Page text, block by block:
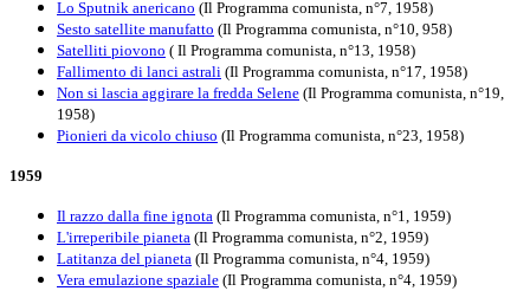
Lo Sputnik anericano (Il Programma comunista, n°7, 1958)
Sesto satellite manufatto (Il Programma comunista, n°10, 958)
Satelliti piovono ( Il Programma comunista, n°13, 1958)
Fallimento di lanci astrali (Il Programma comunista, n°17, 1958)
Non si lascia aggirare la fredda Selene (Il Programma comunista, n°19,
1958)
Pionieri da vicolo chiuso (Il Programma comunista, n°23, 1958)
1959
Il razzo dalla fine ignota (Il Programma comunista, n°1, 1959)
L'irreperibile pianeta (Il Programma comunista, n°2, 1959)
Latitanza del pianeta (Il Programma comunista, n°4, 1959)
Vera emulazione spaziale (Il Programma comunista, n°4, 1959)